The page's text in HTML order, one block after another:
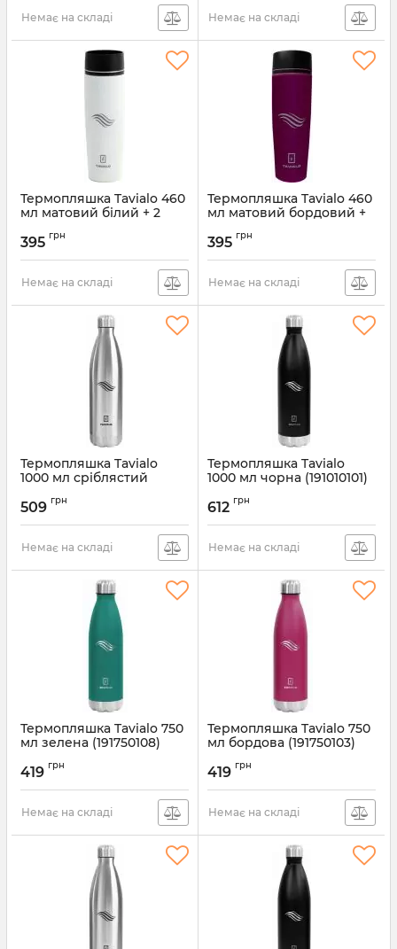
Немає на складі Немає на складі
Термопляшка Tavialo 460
мл матовий білий + 2
(190460102)
Артикул: 190460102
395 грн
Немає на складі
Термопляшка Tavialo 460
мл матовий бордовий +
(190460103)
Артикул: 190460103
395 грн
Немає на складі
Термопляшка Tavialo
1000 мл сріблястий
Артикул:
509 грн
Немає на складі
Термопляшка Tavialo
1000 мл чорна (191010101)
612 грн
Немає на складі
Термопляшка Tavialo 750
мл зелена (191750108)
419 грн
Немає на складі
Термопляшка Tavialo 750
мл бордова (191750103)
419 грн
Немає на складі